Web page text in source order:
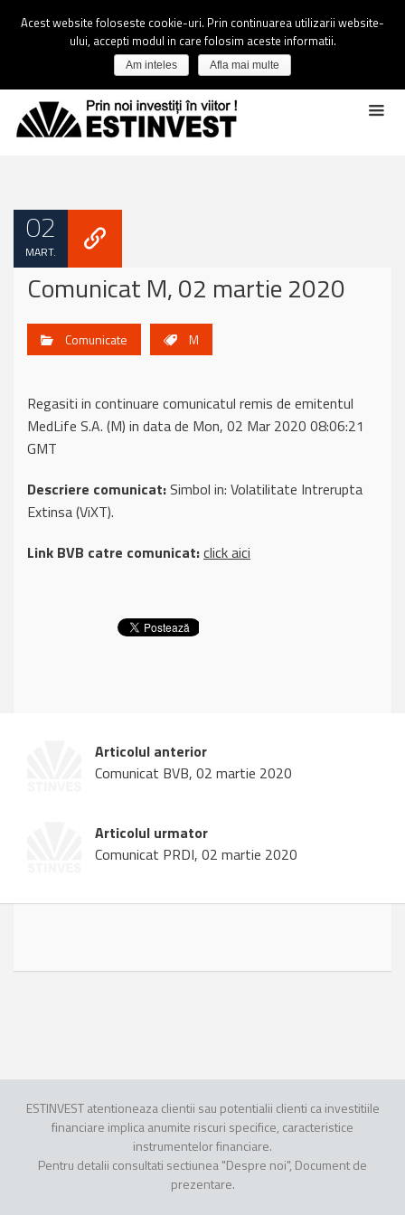
02
MART.
Comunicat M, 02 martie 2020
Comunicate M
Regasiti in continuare comunicatul remis de emitentul
MedLife S.A. (M) in data de Mon, 02 Mar 2020 08:06:21
GMT
Descriere comunicat:Simbol in: Volatilitate Intrerupta
Extinsa (ViXT).
Link BVB catre comunicat:click aici
Articolul anterior
Comunicat BVB, 02 martie 2020
Articolul urmator
Comunicat PRDI, 02 martie 2020
ESTINVEST atentioneaza clientii sau potentialii clienti ca investitiile
financiare implica anumite riscuri specifice, caracteristice
instrumentelor financiare.
Pentru detalii consultati sectiunea "Despre noi", Document de
prezentare.
Acest website foloseste cookie-uri. Prin continuarea utilizarii website-
ului, accepti modul in care folosim aceste informatii.
Am inteles Afla mai multe